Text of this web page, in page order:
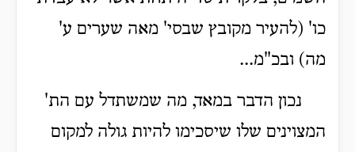
כו' (להעיר מקובץ שבסי' מאה שערים ע'
מה) ובכ"מ...
נכון הדבר במאד, מה שמשתדל עם הת'
המצוינים שלו שיסכימו להיות גולה למקום